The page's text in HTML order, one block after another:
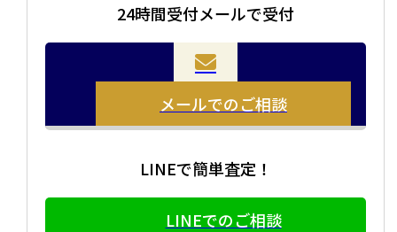
お品物をつめて送るだけで査定が可能です。時間が無い
方や、荷物が多い方へオススメです。
当店の査定員がご自宅に伺いその場で査定を致します。
まとめて売りたい！価値がわからなく売れるかわからな
24時間受付メールで受付
メールでのご相談
LINEで簡単査定！
LINEでのご相談